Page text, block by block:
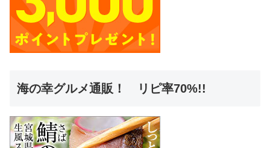
海の幸グルメ通販！ リピ率70%!!